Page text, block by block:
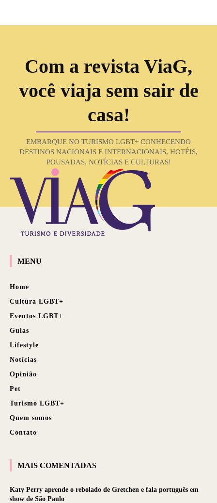
Com a revista ViaG,
você viaja sem sair de
casa!
EMBARQUE NO TURISMO LGBT+ CONHECENDO
DESTINOS NACIONAIS E INTERNACIONAIS, HOTÉIS,
POUSADAS, NOTÍCIAS E CULTURAS!
MENU
Home
Cultura LGBT+
Eventos LGBT+
Guias
Lifestyle
Notícias
Opinião
Pet
Turismo LGBT+
Quem somos
Contato
MAIS COMENTADAS
Katy Perry aprende o rebolado de Gretchen e fala português em
show de São Paulo